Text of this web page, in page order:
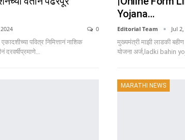
0
पवित्र निमित्तानं नाशिक
Yojana…
Editorial Team Jul
मुख्यमंत्री माझी लाडकी
योजना अर्ज,ladki bahin
MARATHI NEWS